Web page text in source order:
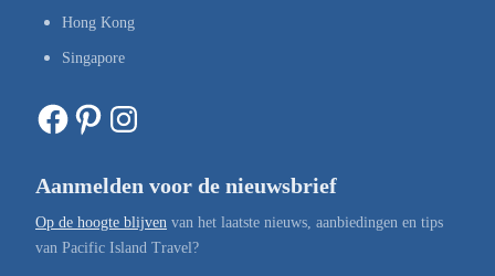
Hong Kong
Singapore
Facebook Pinterest Instagram
Aanmelden voor de nieuwsbrief
Op de hoogte blijven van het laatste nieuws, aanbiedingen en tips
van Pacific Island Travel?